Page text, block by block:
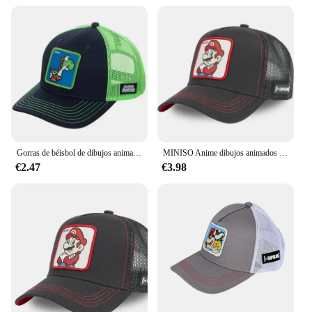
Gorras de béisbol de dibujos animados de Super Mario Bros, sombrero informal, lindo, deportes al aire libre, sombreros para el sol, gorra ajustable con visera, regalos de cumpleaños, Unisex, nuevo
€2.47
MINISO Anime dibujos animados Super Mario Bros bordado adulto deporte al aire libre gorras de béisbol verano hombres mujeres Hip Hop sombrilla sombrero de malla
€3.98